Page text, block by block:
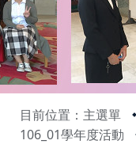
目前位置：主選單
106_01學年度活動